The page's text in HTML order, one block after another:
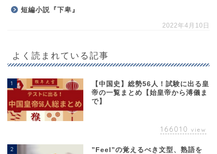
短編小説『下卑』
2022年4月10日
よく読まれている記事
1
【中国史】総勢56人！試験に出る皇
帝の一覧まとめ【始皇帝から溥儀ま
で】
166010 view
2
”Feel”の覚えるべき文型、熟語を